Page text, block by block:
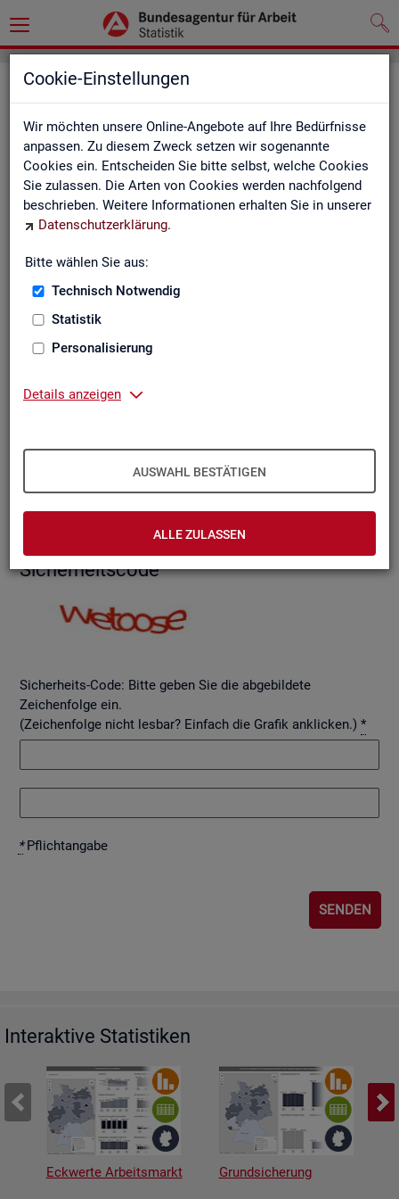
Cookie-Einstellungen
Wir möchten unsere Online-Angebote auf Ihre Bedürfnisse
anpassen. Zu diesem Zweck setzen wir sogenannte
Cookies ein. Entscheiden Sie bitte selbst, welche Cookies
Sie zulassen. Die Arten von Cookies werden nachfolgend
beschrieben. Weitere Informationen erhalten Sie in unserer
Datenschutzerklärung.
Bitte wählen Sie aus:
Technisch Notwendig
Statistik
Personalisierung
Details anzeigen
AUSWAHL BESTÄTIGEN
ALLE ZULASSEN
Seite emp­feh­len
Fel­der mit einem * sind Pflicht­fel­der und müs­sen aus­ge­füllt
wer­den
Ihre An­ga­ben
Empfänger*
Si­cher­heits­code
Sicherheits-Code: Bitte geben Sie die abgebildete
Zeichenfolge ein.
(Zeichenfolge nicht lesbar? Einfach die Grafik anklicken.) *
*Pflicht­an­ga­be
Interaktive Statistiken
Eckwerte Arbeitsmarkt Grundsicherung